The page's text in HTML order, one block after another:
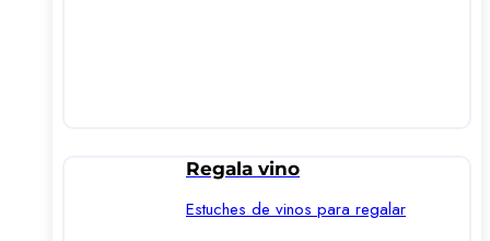
Regala vino
Estuches de vinos para regalar